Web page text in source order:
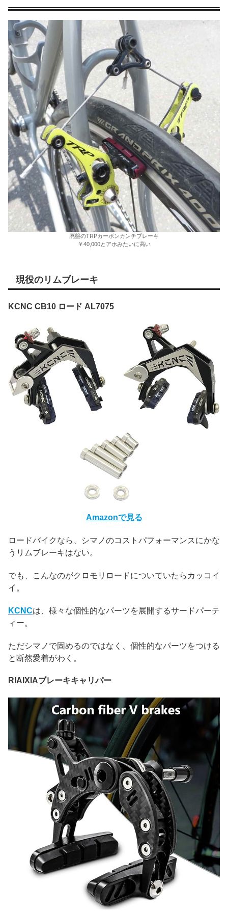
廃盤のTRPカーボンカンチブレーキ
￥40,000とアホみたいに高い
現役のリムブレーキ
KCNC CB10 ロード AL7075
Amazonで見る
ロードバイクなら、シマノのコストパフォーマンスにかな
うリムブレーキはない。
でも、こんなのがクロモリロードについていたらカッコイ
イ。
KCNCは、様々な個性的なパーツを展開するサードパーテ
ィー。
ただシマノで固めるのではなく、個性的なパーツをつける
と断然愛着がわく。
‎RIAIXIAブレーキキャリパー